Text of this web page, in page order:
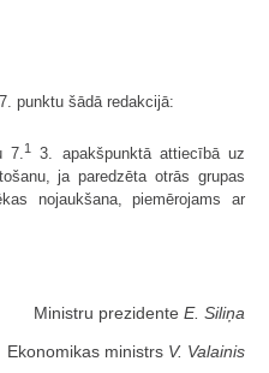
punktu šādā redakcijā:
7.1
3. apakšpunktā attiecībā uz
ja paredzēta otrās grupas
nojaukšana, piemērojams ar
Ministru prezidente E. Siliņa
Ekonomikas ministrs V. Valainis